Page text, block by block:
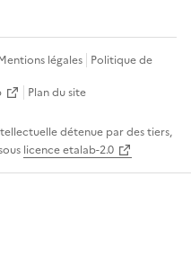
légales Politique de
Plan du site
détenue par des tiers,
licence etalab-2.0